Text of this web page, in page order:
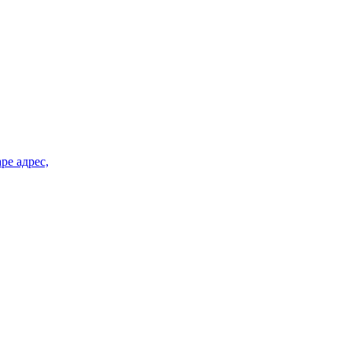
адрес,